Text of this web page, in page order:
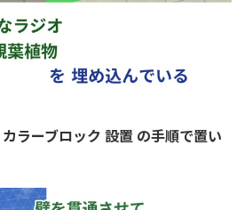
ラーブロック 設置 の手順で置い